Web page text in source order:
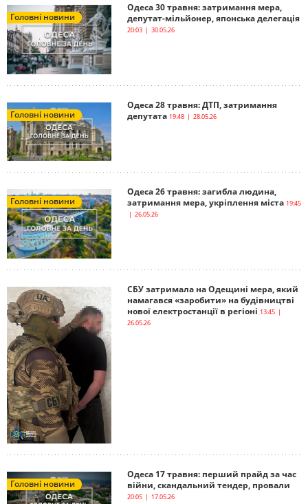
Головні новини
Одеса 30 травня: затримання мера,
депутат-мільйонер, японська делегація
20:03 | 30.05.26
Головні новини
Одеса 28 травня: ДТП, затримання
депутата 19:48 | 28.05.26
Головні новини
Одеса 26 травня: загибла людина,
затримання мера, укріплення міста 19:45
| 26.05.26
СБУ затримала на Одещині мера, який
намагався «заробити» на будівництві
нової електростанції в регіоні 13:45 |
26.05.26
Головні новини
Одеса 17 травня: перший прайд за час
війни, скандальний тендер, провали
20:05 | 17.05.26